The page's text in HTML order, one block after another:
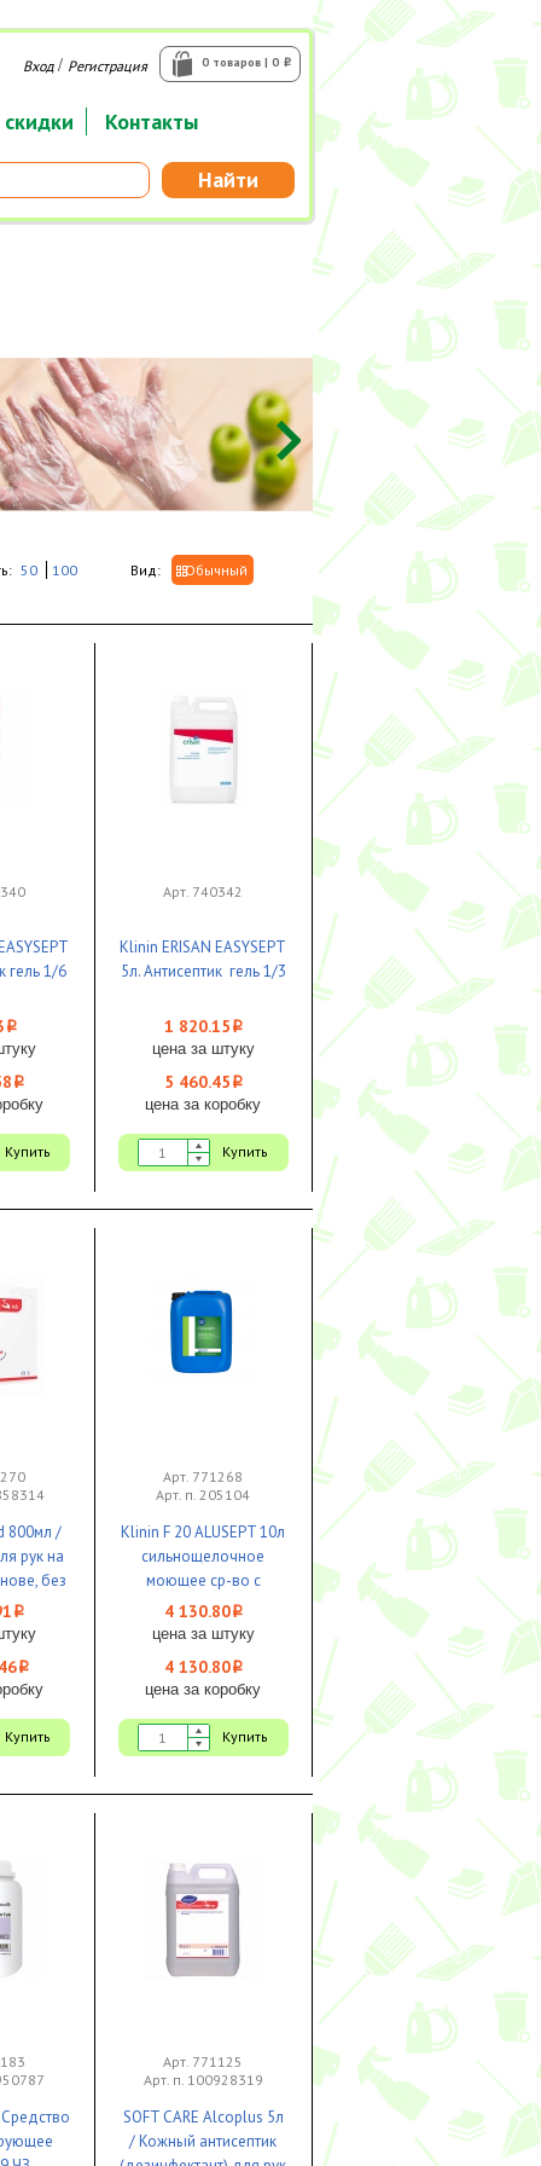
Контакты
Найти
0 товаров | 0 i
Вход/ Регистрация
50 100 Вид:
Обычный
гель 1/6
i
i
Купить
Арт. 740342
Klinin ERISAN EASYSEPT
5л. Антисептик гель 1/3
1 820.15 i
цена за штуку
5 460.45 i
цена за коробку
Купить
800мл /
рук на
без
1/6 ЧЗ
i
i
Купить
Арт. 771268
Арт. п. 205104
Klinin F 20 ALUSEPT 10л
сильнощелочное
моющее ср-во с
дезинфицирующим
эффектом для
4 130.80i
цена за штуку
4 130.80i
цена за коробку
Купить
Арт. 771125
Арт. п. 100928319
SOFT CARE Alcoplus 5л
/ Кожный антисептик